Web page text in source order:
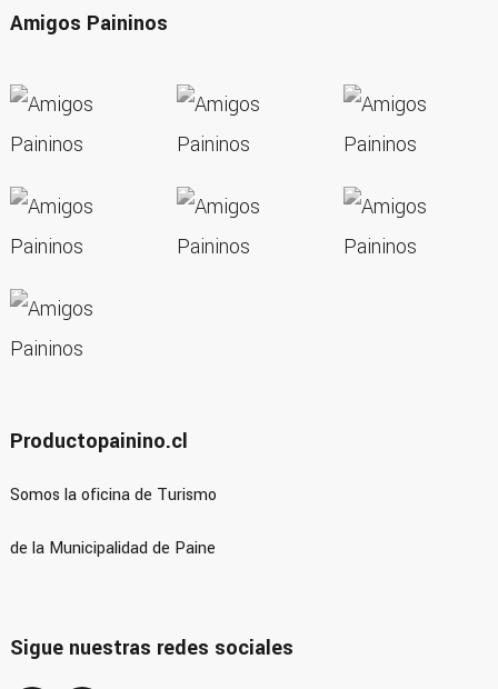
Amigos Paininos
Productopainino.cl
Somos la oficina de Turismo
de la Municipalidad de Paine
Sigue nuestras redes sociales